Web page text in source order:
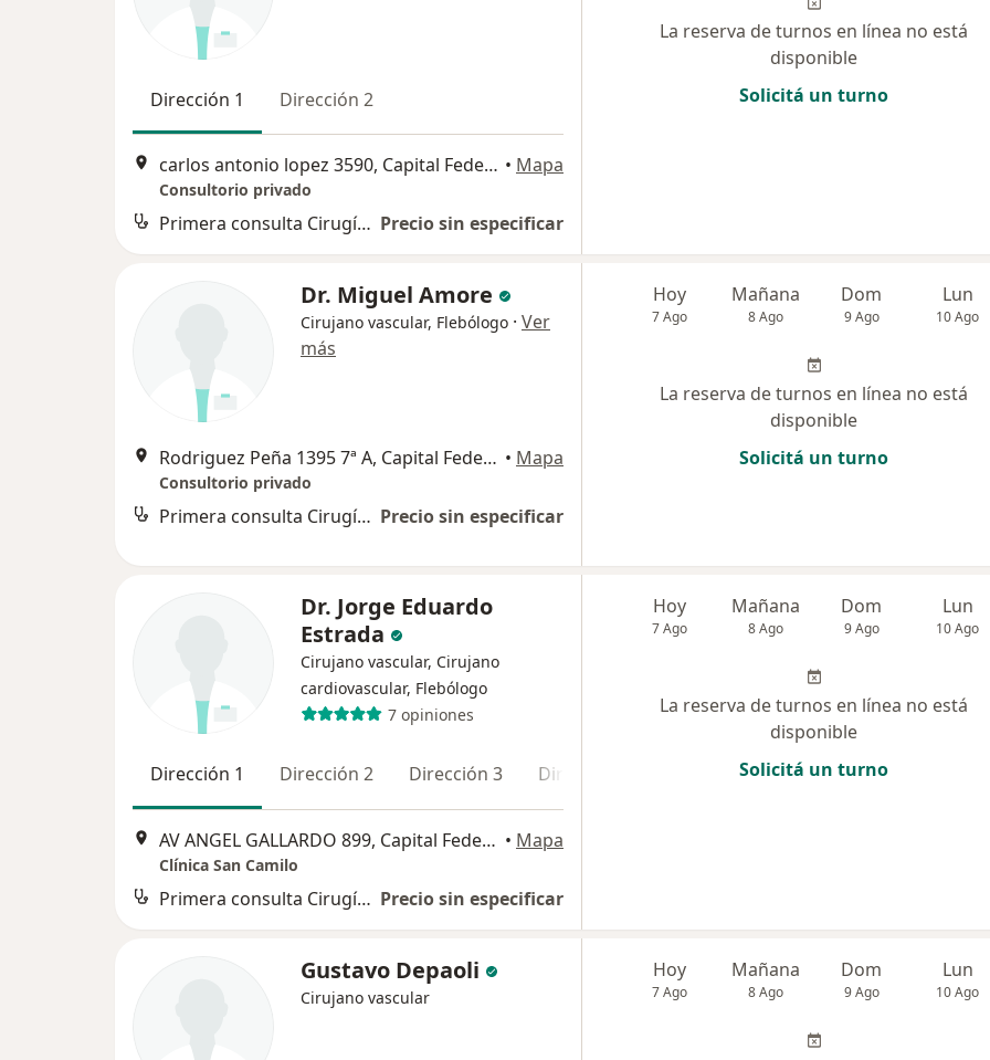
Dirección 1 Dirección 2
carlos antonio lopez 3590, Capital Federal • Mapa
Consultorio privado
Primera consulta Cirugía Vascular Periférica Precio sin especificar
La reserva de turnos en línea no está
disponible
Solicitá un turno
Dr. Miguel Amore
Cirujano vascular, Flebólogo · Ver
más
Rodriguez Peña 1395 7ª A, Capital Federal • Mapa
Consultorio privado
Primera consulta Cirugía Vascular Periférica Precio sin especificar
Hoy
7 Ago
Mañana
8 Ago
Dom
9 Ago
Lun
10 Ago
La reserva de turnos en línea no está
disponible
Solicitá un turno
Dr. Jorge Eduardo
Estrada
Cirujano vascular, Cirujano
cardiovascular, Flebólogo
7 opiniones
Dirección 1 Dirección 2 Dirección 3 Dirección 4 Dirección 5
AV ANGEL GALLARDO 899, Capital Federal • Mapa
Clínica San Camilo
Primera consulta Cirugía Vascular Periférica Precio sin especificar
Hoy
7 Ago
Mañana
8 Ago
Dom
9 Ago
Lun
10 Ago
La reserva de turnos en línea no está
disponible
Solicitá un turno
Gustavo Depaoli
Cirujano vascular
Hoy
7 Ago
Mañana
8 Ago
Dom
9 Ago
Lun
10 Ago